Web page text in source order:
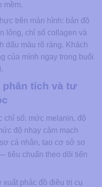
mềm.
trên màn hình: bản đồ
lông, chỉ số collagen và
dấu màu rõ ràng. Khách
của mình ngay trong buổi
phân tích và tư
chỉ số: mức melanin, độ
độ nhạy cảm mạch
cá nhân, tạo cơ sở so
tiêu chuẩn theo dõi tiến
phác đồ điều trị cụ